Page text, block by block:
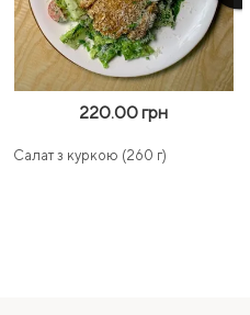
220.00 грн
Салат з куркою (260 г)